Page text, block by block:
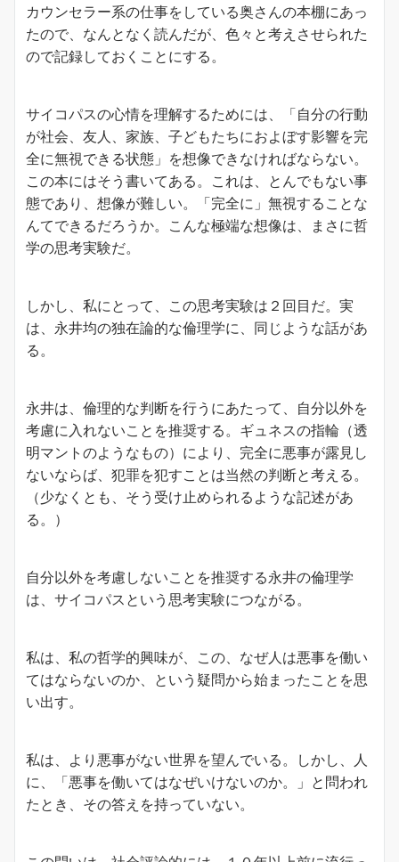
カウンセラー系の仕事をしている奥さんの本棚にあっ
たので、なんとなく読んだが、色々と考えさせられた
ので記録しておくことにする。
サイコパスの心情を理解するためには、「自分の行動
が社会、友人、家族、子どもたちにおよぼす影響を完
全に無視できる状態」を想像できなければならない。
この本にはそう書いてある。これは、とんでもない事
態であり、想像が難しい。「完全に」無視することな
んてできるだろうか。こんな極端な想像は、まさに哲
学の思考実験だ。
しかし、私にとって、この思考実験は２回目だ。実
は、永井均の独在論的な倫理学に、同じような話があ
る。
永井は、倫理的な判断を行うにあたって、自分以外を
考慮に入れないことを推奨する。ギュネスの指輪（透
明マントのようなもの）により、完全に悪事が露見し
ないならば、犯罪を犯すことは当然の判断と考える。
（少なくとも、そう受け止められるような記述があ
る。）
自分以外を考慮しないことを推奨する永井の倫理学
は、サイコパスという思考実験につながる。
私は、私の哲学的興味が、この、なぜ人は悪事を働い
てはならないのか、という疑問から始まったことを思
い出す。
私は、より悪事がない世界を望んでいる。しかし、人
に、「悪事を働いてはなぜいけないのか。」と問われ
たとき、その答えを持っていない。